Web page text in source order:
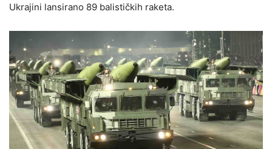
Ukrajini lansirano 89 balističkih raketa.